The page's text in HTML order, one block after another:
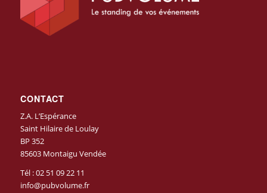
CONTACT
Z.A. L’Espérance
Saint Hilaire de Loulay
BP 352
85603 Montaigu Vendée
Tél :02 51 09 22 11
info@pubvolume.fr